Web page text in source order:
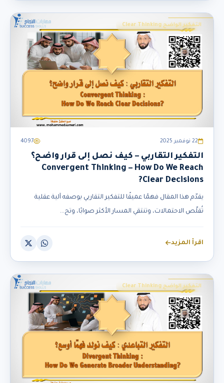
التفكير الواضح Clear Thinking
22 نوفمبر 2025 4097
التفكير التقاربي – كيف نصل إلى قرار واضح؟
Convergent Thinking – How Do We Reach
Clear Decisions?
يقدّم هذا المقال فهمًا عميقًا للتفكير التقاربي بوصفه آلية عقلية
تُقلّص الاحتمالات، وتنتقي المسار الأكثر صوابًا، وتح...
اقرأ المزيد
التفكير الواضح Clear Thinking